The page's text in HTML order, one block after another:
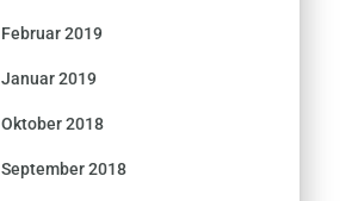
Februar 2019
Januar 2019
Oktober 2018
September 2018